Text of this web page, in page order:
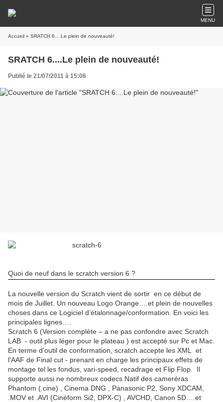
MENU
Accueil » SRATCH 6....Le plein de nouveauté!
SRATCH 6....Le plein de nouveauté!
Publié le 21/07/2011 à 15:06
Quoi de neuf dans le scratch version 6 ?
La nouvelle version du Scratch vient de sortir en ce début de
mois de Juillet. Un nouveau Logo Orange….et plein de nouvelles
choses dans ce Logiciel d’étalonnage/conformation. En voici les
principales lignes….
Scratch 6 (Version complète – a ne pas confondre avec Scratch
LAB - outil plus léger pour le plateau ) est accepté sur Pc et Mac.
En terme d’outil de conformation, scratch accepte les XML
et
l'AAF de Final cut - prenant en charge les principaux effets de
montage tel les fondus, vari-speed, recadrage et Flip Flop.
Il
supporte aussi ne nombreux codecs Natif des cameréras
Phantom (.cine) , Cinema DNG , Panasonic P2, Sony XDCAM,
.MOV et .AVI (Cinéform Si2, DPX-C) , AVCHD, Canon 5D….et